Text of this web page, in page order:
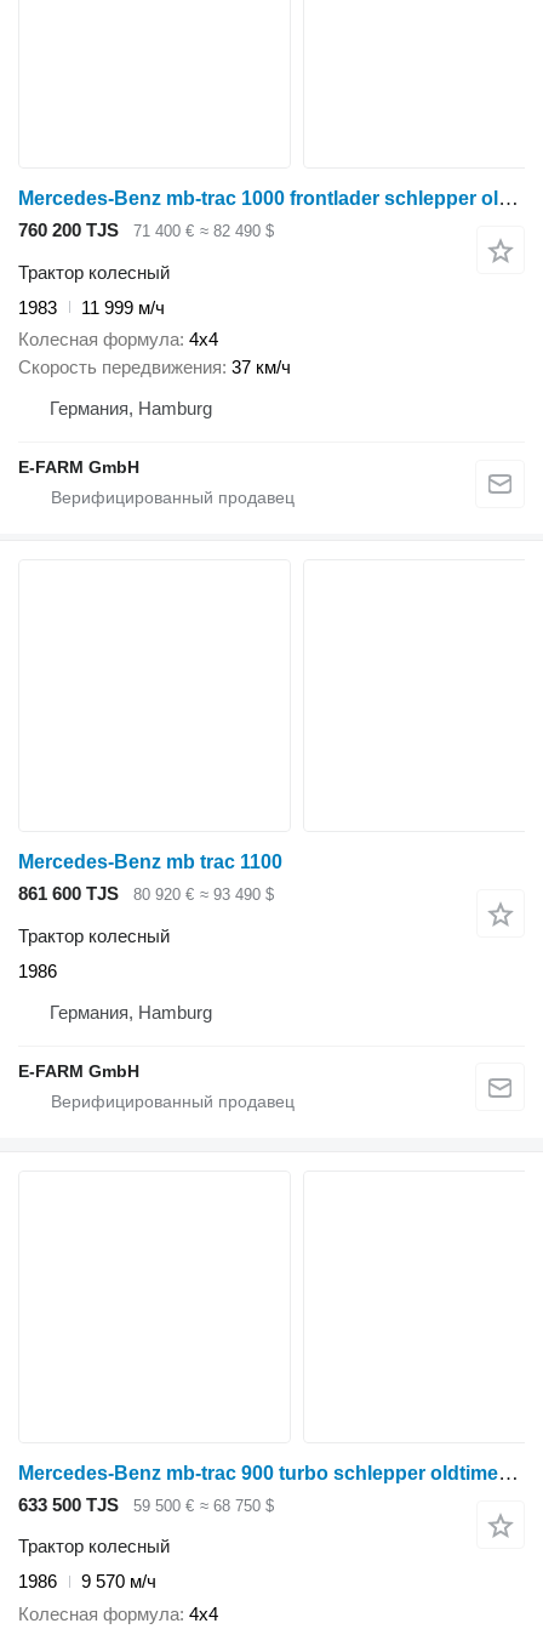
Mercedes-Benz mb-trac 1000 frontlader schlepper oldtimer
760 200 TJS 71 400 € ≈ 82 490 $
Трактор колесный
1983
11 999 м/ч
Колесная формула 4x4
Скорость передвижения 37 км/ч
Германия, Hamburg
E-FARM GmbH
Mercedes-Benz mb trac 1100
861 600 TJS
80 920 € ≈ 93 490 $
Трактор колесный
1986
Германия, Hamburg
E-FARM GmbH
Mercedes-Benz mb-trac 900 turbo schlepper oldtimer traktor
633 500 TJS 59 500 € ≈ 68 750 $
Трактор колесный
1986
9 570 м/ч
Колесная формула 4x4